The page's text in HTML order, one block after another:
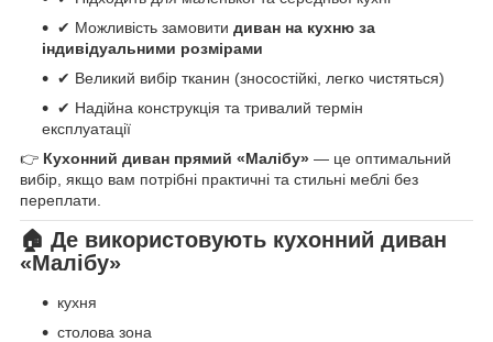
✔ Можливість замовити диван на кухню за
індивідуальними розмірами
✔ Великий вибір тканин (зносостійкі, легко чистяться)
✔ Надійна конструкція та тривалий термін
експлуатації
👉 Кухонний диван прямий «Малібу» — це оптимальний
вибір, якщо вам потрібні практичні та стильні меблі без
переплати.
🏠 Де використовують кухонний диван
«Малібу»
кухня
столова зона